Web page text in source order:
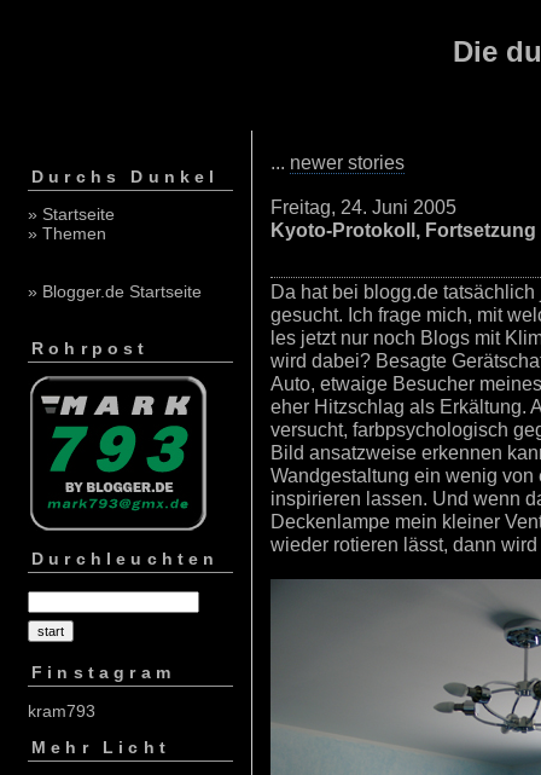
Die
Durchs Dunkel
» Startseite
» Themen
» Blogger.de Startseite
Rohrpost
Durchleuchten
Finstagram
kram793
Mehr Licht
... newer stories
Freitag, 24. Juni 2005
Kyoto-Protokoll, Fortsetzung
Da hat bei blogg.de
gesucht. Ich frage mich, mit
les jetzt nur noch Blogs mit
wird dabei? Besagte
Auto, etwaige Besucher
eher Hitzschlag als Erkältung.
versucht, farbpsychologisch
Bild ansatzweise erkennen
Wandgestaltung ein wenig
inspirieren lassen. Und wenn
Deckenlampe mein kleiner
wieder rotieren lässt, dann